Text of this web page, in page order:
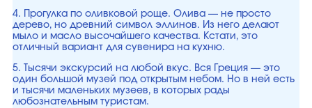
4. Прогулка по оливковой роще. Олива — не просто
дерево, но древний символ эллинов. Из него делают
мыло и масло высочайшего качества. Кстати, это
отличный вариант для сувенира на кухню.
5. Тысячи экскурсий на любой вкус. Вся Греция — это
один большой музей под открытым небом. Но в ней есть
и тысячи маленьких музеев, в которых рады
любознательным туристам.